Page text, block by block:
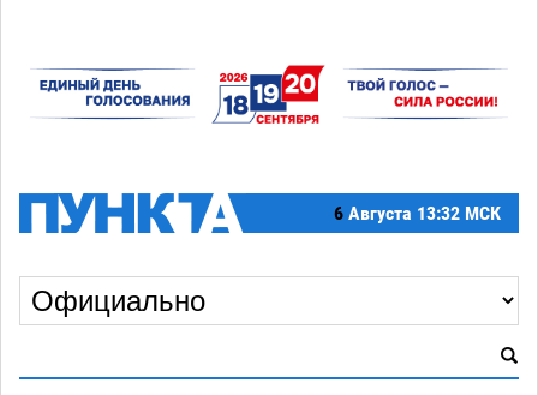
6 Августа 13:32 МСК